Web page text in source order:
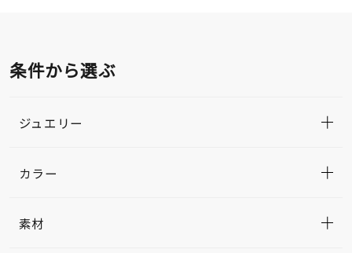
条件から選ぶ
ジュエリー
カラー
素材